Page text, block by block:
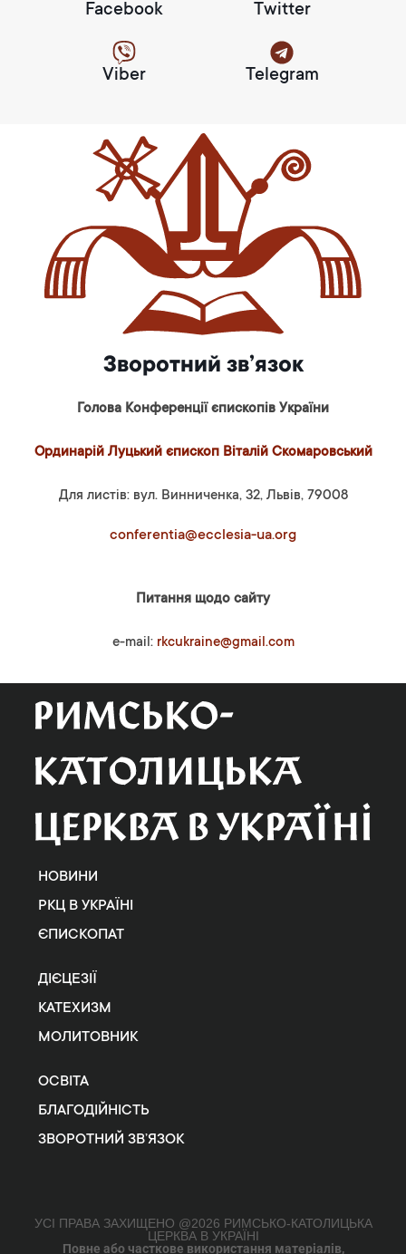
Facebook Twitter
Viber Telegram
Зворотний зв’язок
Голова Конференції єпископів України
Ординарій Луцький єпископ Віталій Скомаровський
Для листів: вул. Винниченка, 32, Львів, 79008
conferentia@ecclesia-ua.org
Питання щодо сайту
e-mail: rkcukraine@gmail.com
НОВИНИ
РКЦ В УКРАЇНІ
ЄПИСКОПАТ
ДІЄЦЕЗІЇ
КАТЕХИЗМ
МОЛИТОВНИК
ОСВІТА
БЛАГОДІЙНІСТЬ
ЗВОРОТНИЙ ЗВ’ЯЗОК
УСІ ПРАВА ЗАХИЩЕНО @2026 РИМСЬКО-КАТОЛИЦЬКА
ЦЕРКВА В УКРАЇНІ
Повне або часткове використання матеріалів,